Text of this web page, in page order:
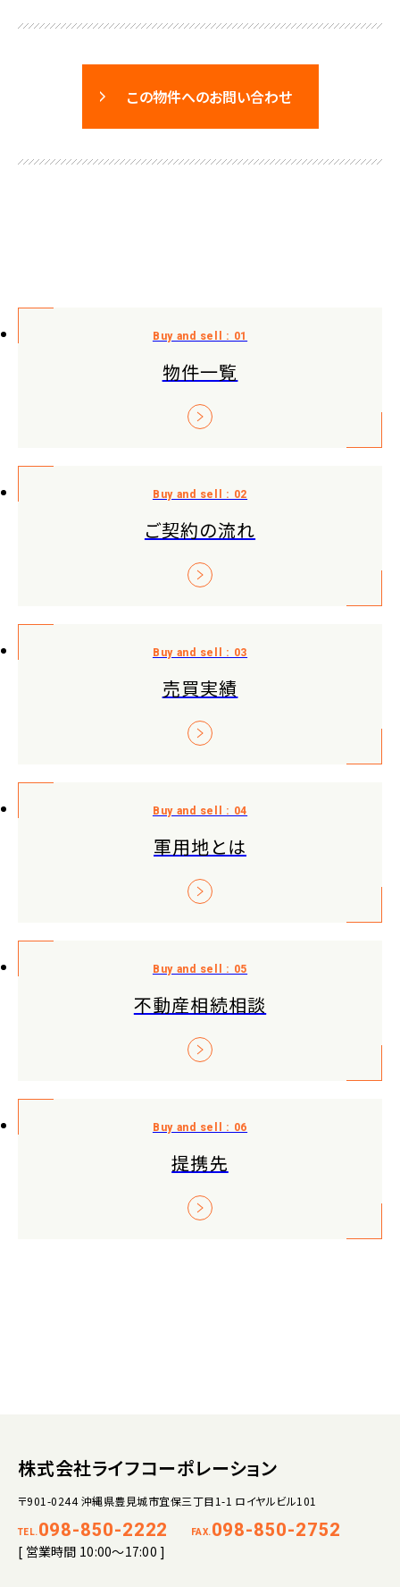
この物件へのお問い合わせ
物件一覧
ご契約の流れ
売買実績
軍用地とは
不動産相続相談
提携先
株式会社ライフコーポレーション
〒901-0244 沖縄県豊見城市宜保三丁目1-1 ロイヤルビル101
TEL. 098-850-2222 FAX. 098-850-2752
[ 営業時間 10:00～17:00 ]